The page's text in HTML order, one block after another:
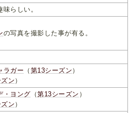
味らしい。
の写真を撮影した事が有る。
ラガー （ 第13シーズン ）
ン）
・ヨング （第13シーズン ）
ン）